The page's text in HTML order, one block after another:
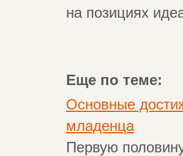
на позициях
Еще по теме:
Основные
младенца
Первую